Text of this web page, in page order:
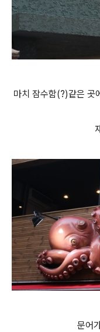
마치 잠수함(?)같은 곳
문어